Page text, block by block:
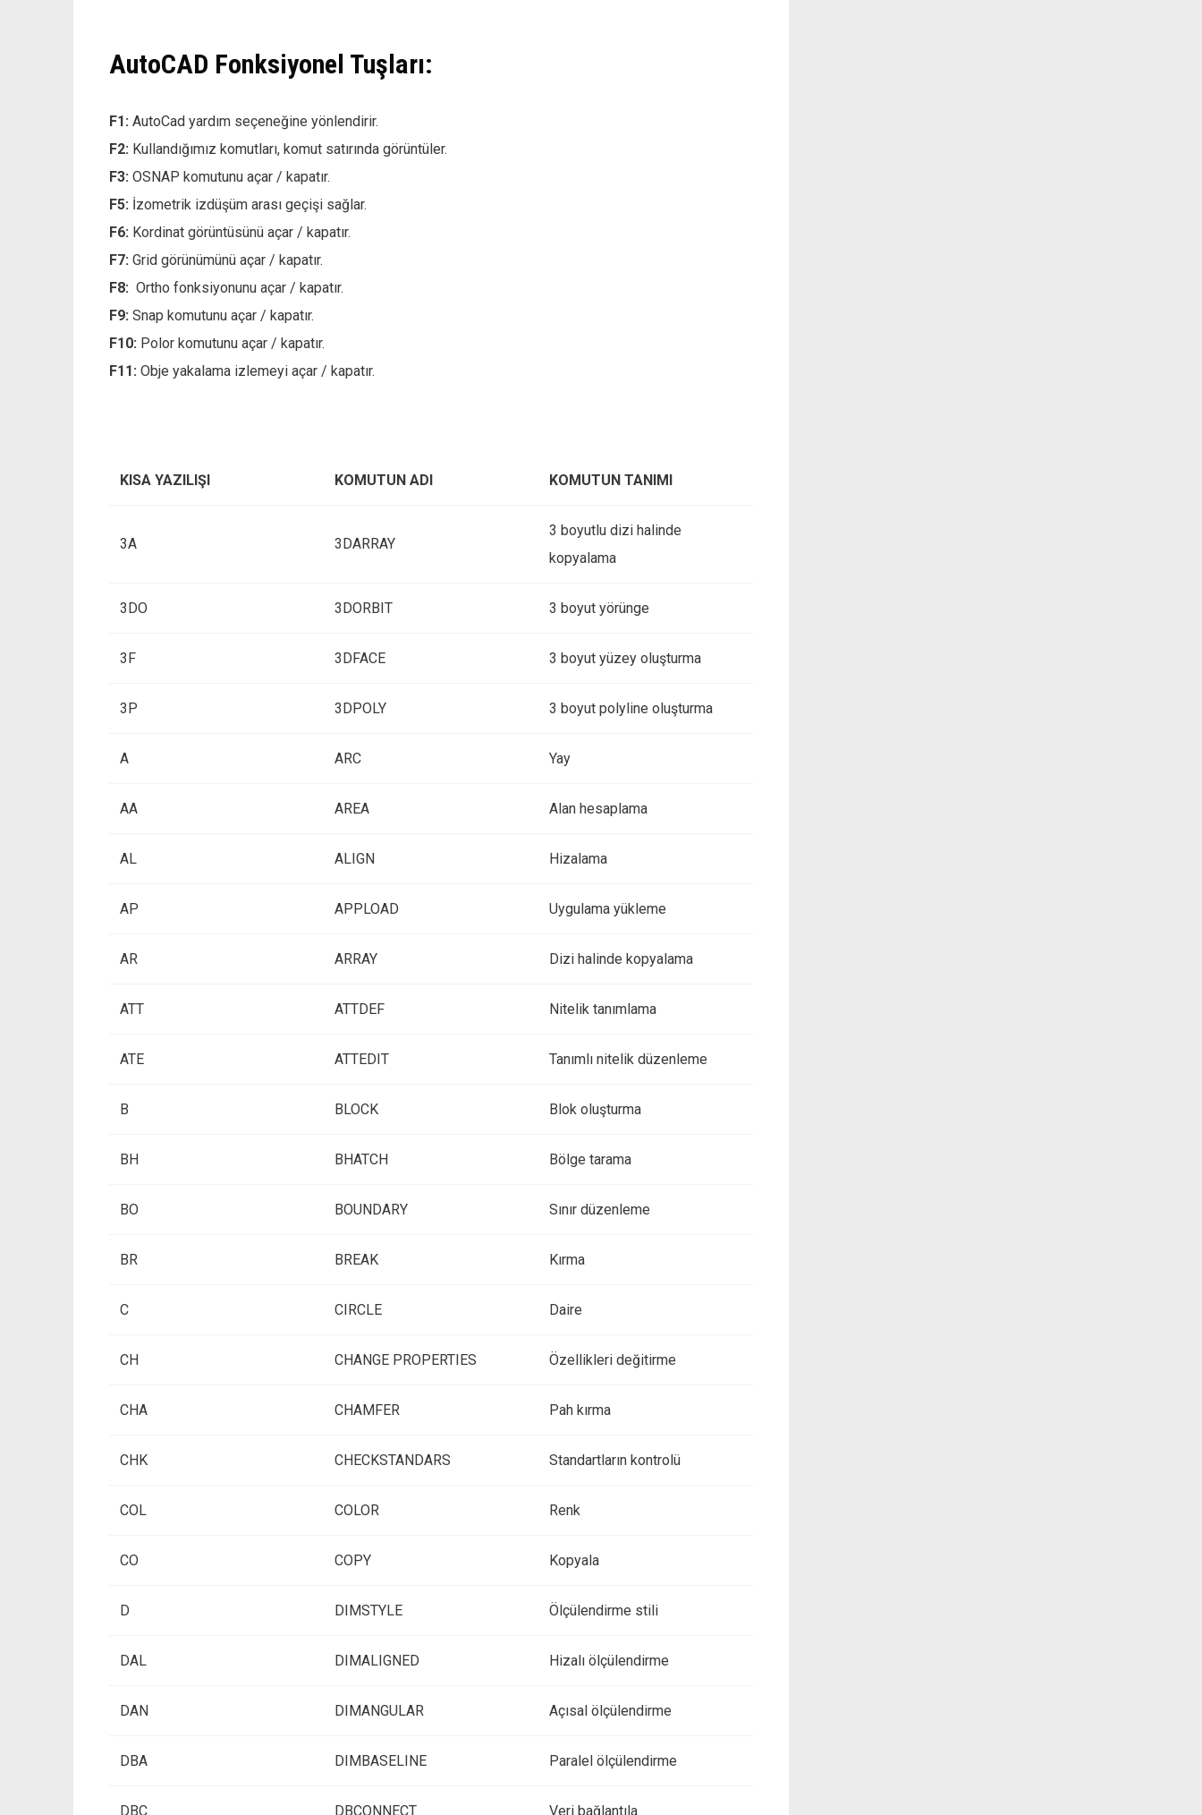
AutoCAD Fonksiyonel Tuşları:
F1: AutoCad yardım seçeneğine yönlendirir.
F2: Kullandığımız komutları, komut satırında görüntüler.
F3: OSNAP komutunu açar / kapatır.
F5: İzometrik izdüşüm arası geçişi sağlar.
F6: Kordinat görüntüsünü açar / kapatır.
F7: Grid görünümünü açar / kapatır.
F8: Ortho fonksiyonunu açar / kapatır.
F9: Snap komutunu açar / kapatır.
F10: Polor komutunu açar / kapatır.
F11: Obje yakalama izlemeyi açar / kapatır.
KISA YAZILIŞI KOMUTUN ADI KOMUTUN TANIMI
3A 3DARRAY
3 boyutlu dizi halinde
kopyalama
3DO 3DORBIT 3 boyut yörünge
3F 3DFACE 3 boyut yüzey oluşturma
3P 3DPOLY 3 boyut polyline oluşturma
A ARC Yay
AA AREA Alan hesaplama
AL ALIGN Hizalama
AP APPLOAD Uygulama yükleme
AR ARRAY Dizi halinde kopyalama
ATT ATTDEF Nitelik tanımlama
ATE ATTEDIT Tanımlı nitelik düzenleme
B BLOCK Blok oluşturma
BH BHATCH Bölge tarama
BO BOUNDARY Sınır düzenleme
BR BREAK Kırma
C CIRCLE Daire
CH CHANGE PROPERTIES Özellikleri değitirme
CHA CHAMFER Pah kırma
CHK CHECKSTANDARS Standartların kontrolü
COL COLOR Renk
CO COPY Kopyala
D DIMSTYLE Ölçülendirme stili
DAL DIMALIGNED Hizalı ölçülendirme
DAN DIMANGULAR Açısal ölçülendirme
DBA DIMBASELINE Paralel ölçülendirme
DBC DBCONNECT Veri bağlantıla